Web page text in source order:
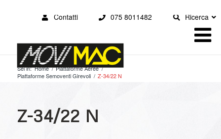
Contatti 075 8011482 Ricerca
Sei in: Home / Piattaforme Aeree /
Piattaforme Semoventi Girevoli / Z-34/22 N
Z-34/22 N